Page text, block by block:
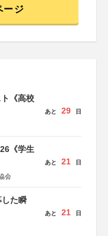
ージ
《高校
あと 29 日
《学生
会
あと 21 日
た瞬
あと 21 日